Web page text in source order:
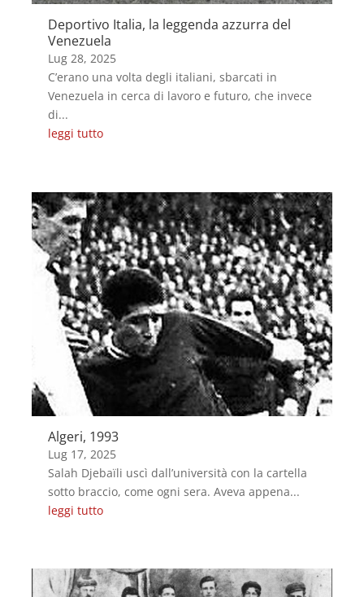
Deportivo Italia, la leggenda azzurra del
Venezuela
Lug 28, 2025
C’erano una volta degli italiani, sbarcati in
Venezuela in cerca di lavoro e futuro, che invece
di...
leggi tutto
Algeri, 1993
Lug 17, 2025
Salah Djebaïli uscì dall’università con la cartella
sotto braccio, come ogni sera. Aveva appena...
leggi tutto